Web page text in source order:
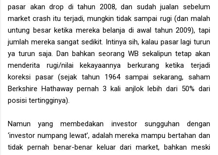
pasar akan drop di tahun 2008, dan sudah jualan sebelum
market crash itu terjadi, mungkin tidak sampai rugi (dan malah
untung besar ketika mereka belanja di awal tahun 2009), tapi
jumlah mereka sangat sedikit. Intinya sih, kalau pasar lagi turun
ya turun saja. Dan bahkan seorang WB sekalipun tetap akan
menderita rugi/nilai kekayaannya berkurang ketika terjadi
koreksi pasar (sejak tahun 1964 sampai sekarang, saham
Berkshire Hathaway pernah 3 kali anjlok lebih dari 50% dari
posisi tertingginya).
Namun yang membedakan investor sungguhan dengan
‘investor numpang lewat’, adalah mereka mampu bertahan dan
tidak pernah benar-benar keluar dari market, bahkan meski